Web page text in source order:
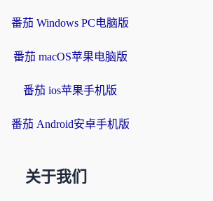
番茄 Windows PC电脑版
番茄 macOS苹果电脑版
番茄 ios苹果手机版
番茄 Android安卓手机版
关于我们